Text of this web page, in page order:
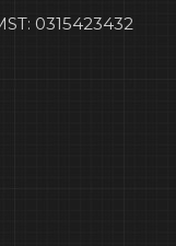
0315423432